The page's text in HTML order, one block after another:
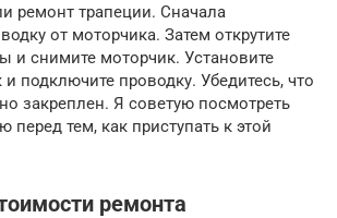
ремонт трапеции. Сначала
от моторчика. Затем открутите
и снимите моторчик. Установите
подключите проводку. Убедитесь, что
закреплен. Я советую посмотреть
перед тем, как приступать к этой
ремонта